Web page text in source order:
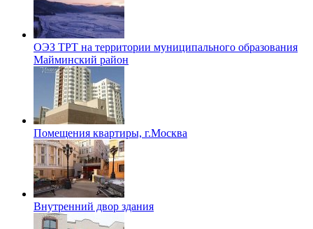
ОЭЗ ТРТ на территории муниципального образования
Майминский район
Помещения квартиры, г.Москва
Внутренний двор здания